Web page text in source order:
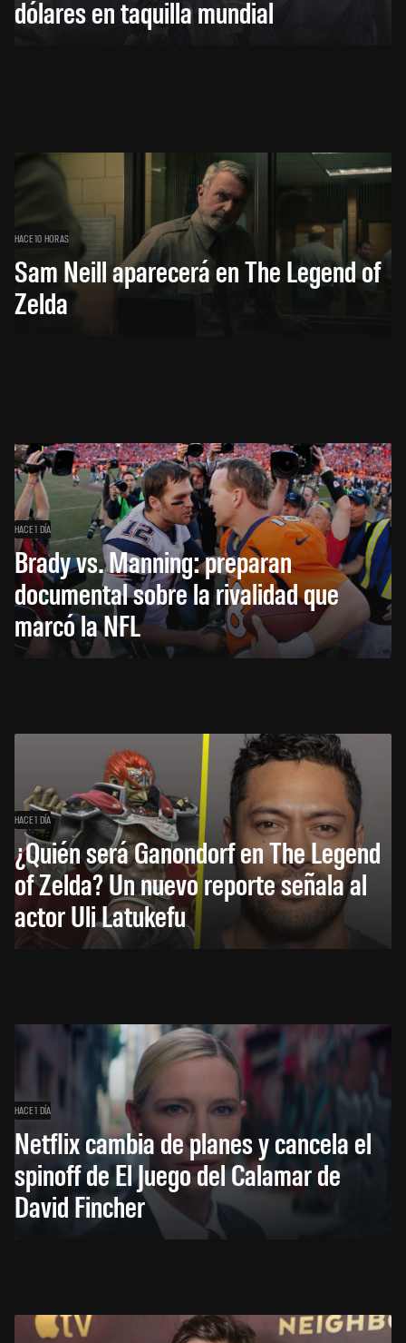
dólares en taquilla mundial
HACE 10 HORAS
Sam Neill aparecerá en The Legend of
Zelda
HACE 1 DÍA
Brady vs. Manning: preparan
documental sobre la rivalidad que
marcó la NFL
HACE 1 DÍA
¿Quién será Ganondorf en The Legend
of Zelda? Un nuevo reporte señala al
actor Uli Latukefu
HACE 1 DÍA
Netflix cambia de planes y cancela el
spinoff de El Juego del Calamar de
David Fincher